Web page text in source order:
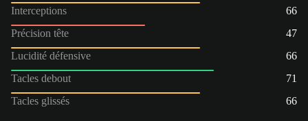
Interceptions
66
Précision tête
47
Lucidité défensive
66
Tacles debout
71
Tacles glissés
66